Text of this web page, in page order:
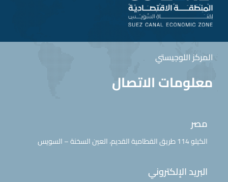
المركز اللوجيستي
معلومات الاتصال
مصر
الكيلو 114 طريق القطامية القديم، العين السخنة – السويس
البريد الإلكتروني